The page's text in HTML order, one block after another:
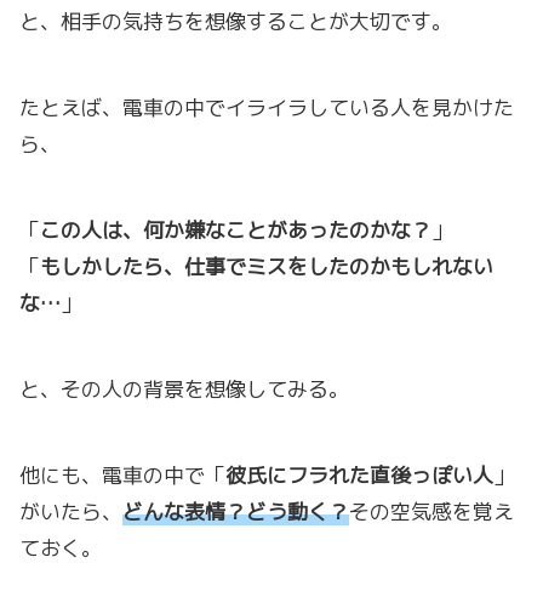
と、相手の気持ちを想像することが大切です。
たとえば、電車の中でイライラしている人を見かけた
ら、
「この人は、何か嫌なことがあったのかな？ 」
「もしかしたら、仕事でミスをしたのかもしれない
な… 」
と、その人の背景を想像してみる。
他にも、電車の中で「彼氏にフラれた直後っぽい人 」
がいたら、 どんな表情？どう動く？その空気感を覚え
ておく。